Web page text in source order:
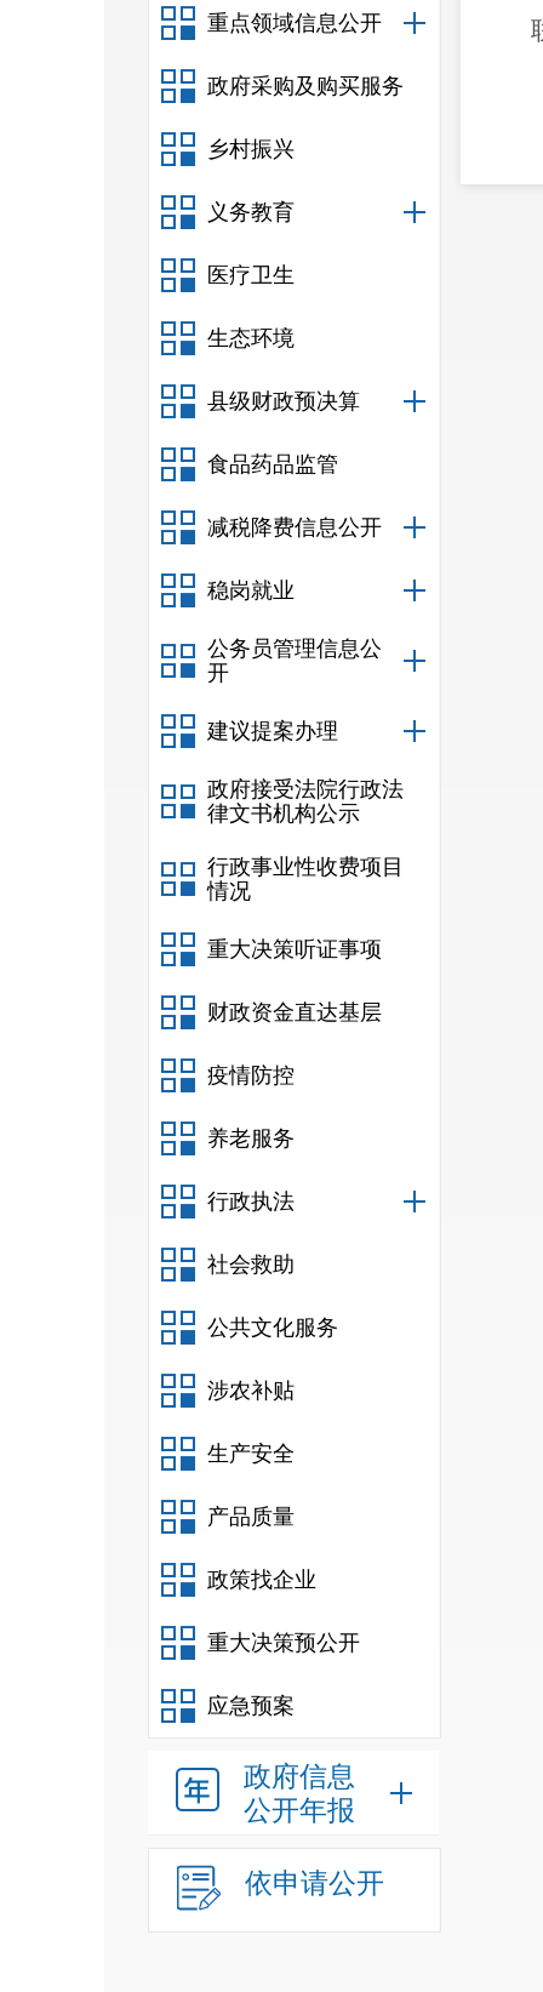
重点领域信息公开
政府采购及购买服务
乡村振兴
义务教育
医疗卫生
生态环境
县级财政预决算
食品药品监管
减税降费信息公开
稳岗就业
公务员管理信息公
开
建议提案办理
政府接受法院行政法
律文书机构公示
行政事业性收费项目
情况
重大决策听证事项
财政资金直达基层
疫情防控
养老服务
行政执法
社会救助
公共文化服务
涉农补贴
生产安全
产品质量
政策找企业
重大决策预公开
应急预案
政府信息
公开年报
依申请公开